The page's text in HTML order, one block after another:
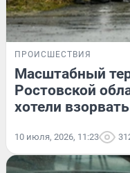
ПРОИСШЕСТВИЯ
Масштабный
Ростовской
хотели
10 июля, 2026, 11:23